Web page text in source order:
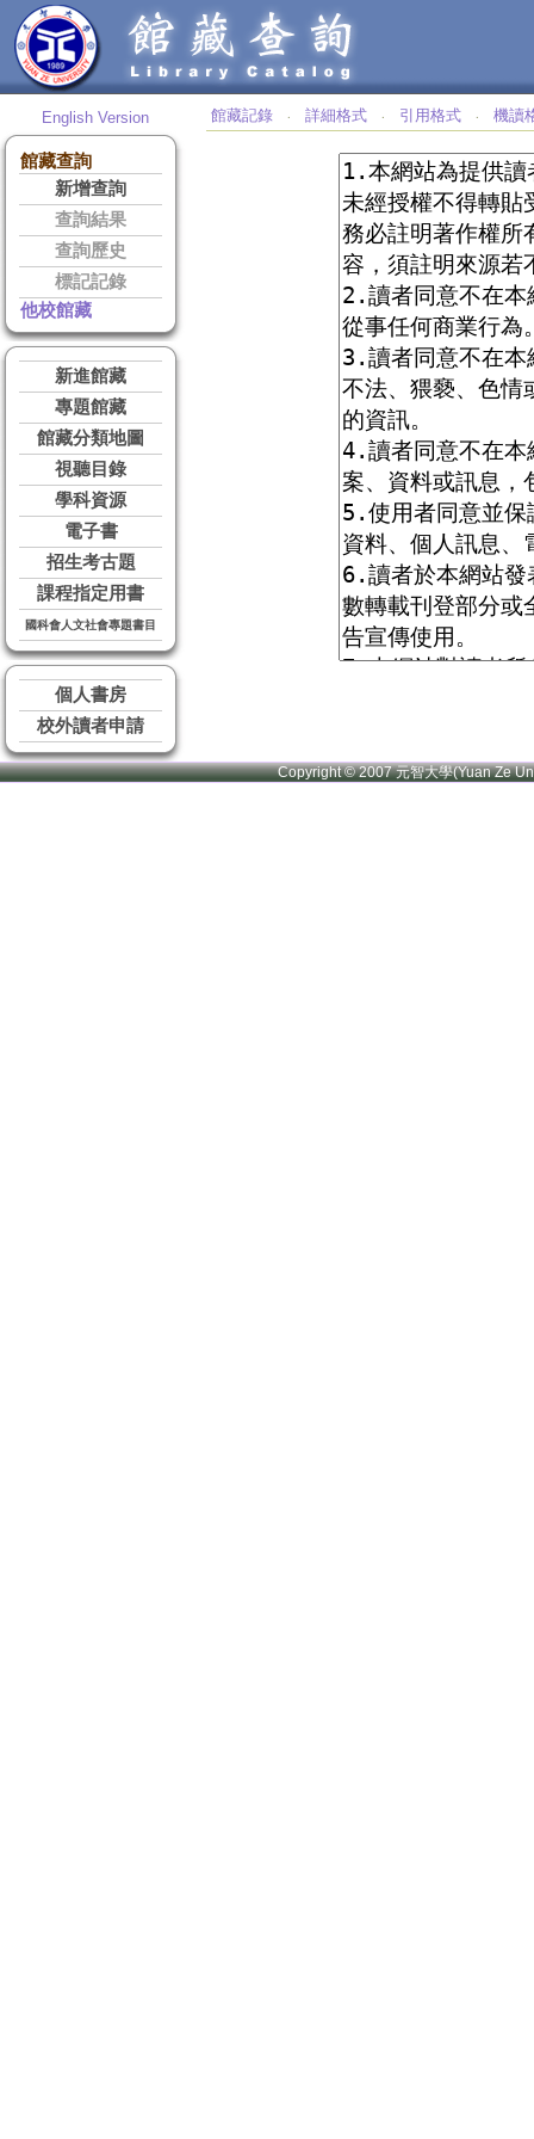
English Version
館藏查詢
新增查詢
查詢結果
查詢歷史
標記記錄
他校館藏
新進館藏
專題館藏
館藏分類地圖
視聽目錄
學科資源
電子書
招生考古題
課程指定用書
國科會人文社會專題書目
個人書房
校外讀者申請
館藏記錄 ‧ 詳細格式 ‧ 引用格式 ‧ 機讀
Copyright © 2007 元智大學(Yuan Ze